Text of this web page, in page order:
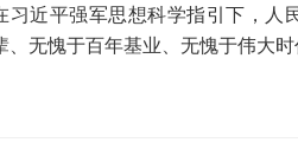
习近平强军思想科学指引下，人
、无愧于百年基业、无愧于伟大时